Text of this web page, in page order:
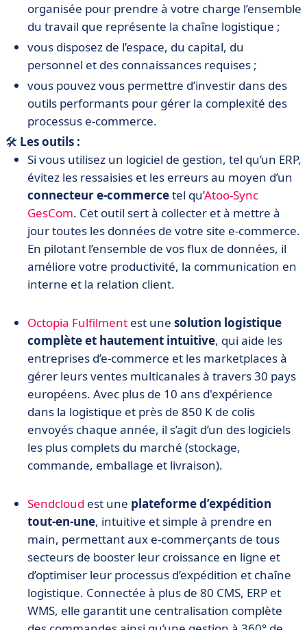
organisée pour prendre à votre charge l’ensemble
du travail que représente la chaîne logistique ;
vous disposez de l’espace, du capital, du
personnel et des connaissances requises ;
vous pouvez vous permettre d’investir dans des
outils performants pour gérer la complexité des
processus e-commerce.
🛠️ Les outils :
Si vous utilisez un logiciel de gestion, tel qu’un ERP,
évitez les ressaisies et les erreurs au moyen d’un
connecteur e-commercetel qu’Atoo-Sync
GesCom. Cet outil sert à collecter et à mettre à
jour toutes les données de votre site e-commerce.
En pilotant l’ensemble de vos flux de données, il
améliore votre productivité, la communication en
interne et la relation client.
Octopia Fulfilment est une solution logistique
complète et hautement intuitive, qui aide les
entreprises d’e-commerce et les marketplaces à
gérer leurs ventes multicanales à travers 30 pays
européens. Avec plus de 10 ans d'expérience
dans la logistique et près de 850 K de colis
envoyés chaque année, il s’agit d’un des logiciels
les plus complets du marché (stockage,
commande, emballage et livraison).
Sendcloud est une plateforme d’expédition
tout-en-une, intuitive et simple à prendre en
main, permettant aux e-commerçants de tous
secteurs de booster leur croissance en ligne et
d’optimiser leur processus d’expédition et chaîne
logistique. Connectée à plus de 80 CMS, ERP et
WMS, elle garantit une centralisation complète